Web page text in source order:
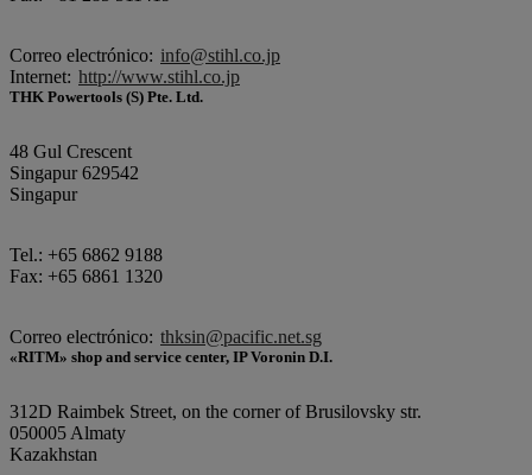
Correo electrónico: info@stihl.co.jp
Internet: http://www.stihl.co.jp
THK Powertools (S) Pte. Ltd.
48 Gul Crescent
Singapur 629542
Singapur
Tel.: +65 6862 9188
Fax: +65 6861 1320
Correo electrónico: thksin@pacific.net.sg
«RITM» shop and service center, IP Voronin D.I.
312D Raimbek Street, on the corner of Brusilovsky str.
050005 Almaty
Kazakhstan